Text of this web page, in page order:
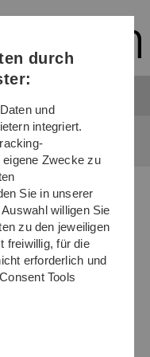
der Wurzeln
durch
und
integriert.
eigene Zwecke zu
Sie in unserer
willigen Sie
zu den jeweiligen
freiwillig, für die
erforderlich und
Tools